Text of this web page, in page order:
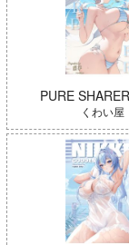
よわよわ先生
PURE
くわい屋